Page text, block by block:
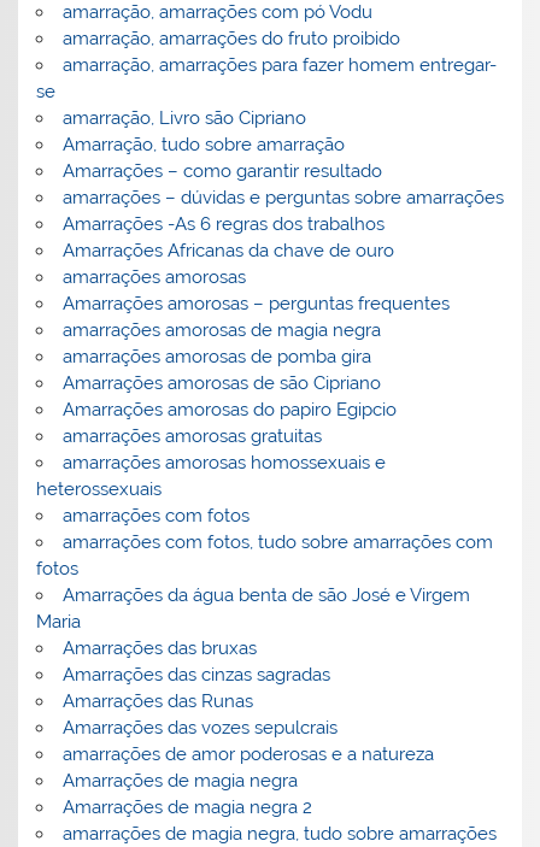
amarração, amarrações com pó Vodu
amarração, amarrações do fruto proibido
amarração, amarrações para fazer homem entregar-
se
amarração, Livro são Cipriano
Amarração, tudo sobre amarração
Amarrações – como garantir resultado
amarrações – dúvidas e perguntas sobre amarrações
Amarrações -As 6 regras dos trabalhos
Amarrações Africanas da chave de ouro
amarrações amorosas
Amarrações amorosas – perguntas frequentes
amarrações amorosas de magia negra
amarrações amorosas de pomba gira
Amarrações amorosas de são Cipriano
Amarrações amorosas do papiro Egipcio
amarrações amorosas gratuitas
amarrações amorosas homossexuais e
heterossexuais
amarrações com fotos
amarrações com fotos, tudo sobre amarrações com
fotos
Amarrações da água benta de são José e Virgem
Maria
Amarrações das bruxas
Amarrações das cinzas sagradas
Amarrações das Runas
Amarrações das vozes sepulcrais
amarrações de amor poderosas e a natureza
Amarrações de magia negra
Amarrações de magia negra 2
amarrações de magia negra, tudo sobre amarrações